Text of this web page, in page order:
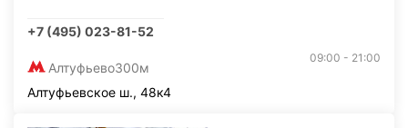
+7 (495) 023-81-52
Алтуфьево300м
09:00 - 21:00
Алтуфьевское ш., 48к4